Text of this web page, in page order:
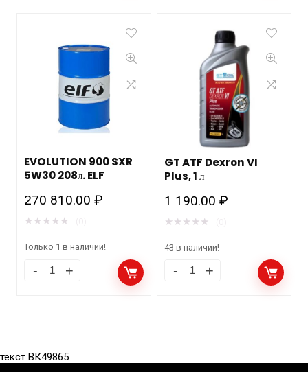
EVOLUTION 900 SXR
5W30 208л. ELF
270 810.00₽
★ ★ ★ ★ ★
Только 1 в наличии!
GT ATF Dexron VI
Plus, 1 л
1 190.00₽
★ ★ ★ ★ ★
43 в наличии!
текст ВК49865